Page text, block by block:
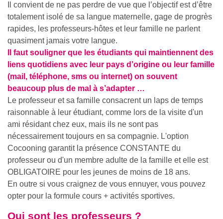
Il convient de ne pas perdre de vue que l’objectif est d’être
totalement isolé de sa langue maternelle, gage de progrès
rapides, les professeurs-hôtes et leur famille ne parlent
quasiment jamais votre langue.
Il faut souligner que les étudiants qui maintiennent des
liens quotidiens avec leur pays d’origine ou leur famille
(mail, téléphone, sms ou internet) on souvent
beaucoup plus de mal à s’adapter …
Le professeur et sa famille consacrent un laps de temps
raisonnable à leur étudiant, comme lors de la visite d'un
ami résidant chez eux, mais ils ne sont pas
nécessairement toujours en sa compagnie. L'option
Cocooning garantit la présence CONSTANTE du
professeur ou d'un membre adulte de la famille et elle est
OBLIGATOIRE pour les jeunes de moins de 18 ans.
En outre si vous craignez de vous ennuyer, vous pouvez
opter pour la formule cours + activités sportives.
Qui sont les professeurs ?